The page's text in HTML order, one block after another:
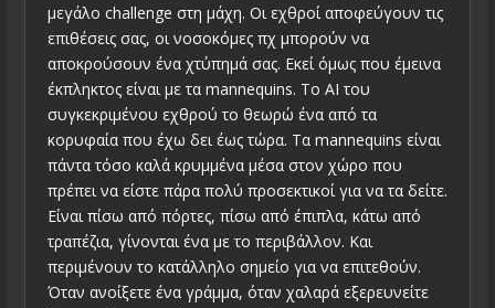
μεγάλο challenge στη μάχη. Οι εχθροί αποφεύγουν τις
επιθέσεις σας, οι νοσοκόμες πχ μπορούν να
αποκρούσουν ένα χτύπημά σας. Εκεί όμως που έμεινα
έκπληκτος είναι με τα mannequins. Το ΑΙ του
συγκεκριμένου εχθρού το θεωρώ ένα από τα
κορυφαία που έχω δει έως τώρα. Τα mannequins είναι
πάντα τόσο καλά κρυμμένα μέσα στον χώρο που
πρέπει να είστε πάρα πολύ προσεκτικοί για να τα δείτε.
Είναι πίσω από πόρτες, πίσω από έπιπλα, κάτω από
τραπέζια, γίνονται ένα με το περιβάλλον. Και
περιμένουν το κατάλληλο σημείο για να επιτεθούν.
Όταν ανοίξετε ένα γράμμα, όταν χαλαρά εξερευνείτε